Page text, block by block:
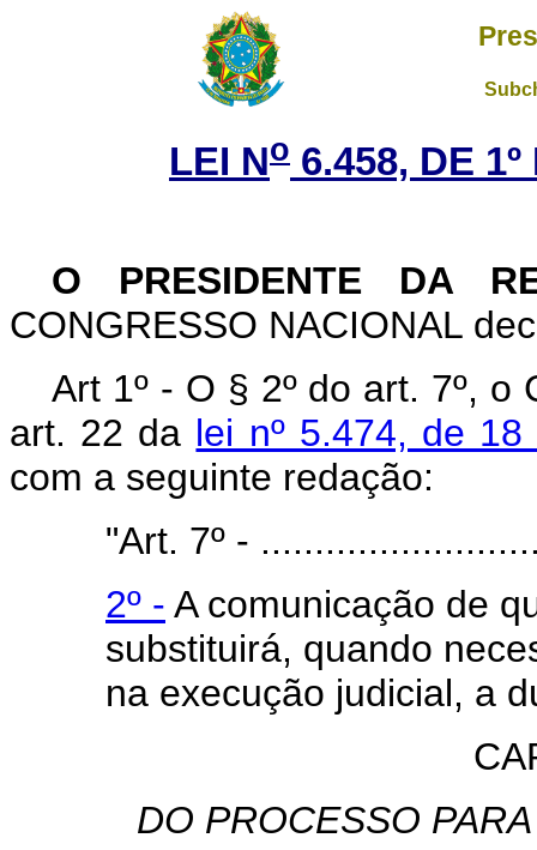
LEI No 6.458, DE
O PRESIDENTE DA
CONGRESSO NACIONAL
Art 1º - O § 2º do art. 7º,
art. 22 da lei nº 5.474, de
com a seguinte redação:
"Art. 7º -
2º - A comunicação de
substituirá, quando
na execução judicial, a
DO PROCESSO